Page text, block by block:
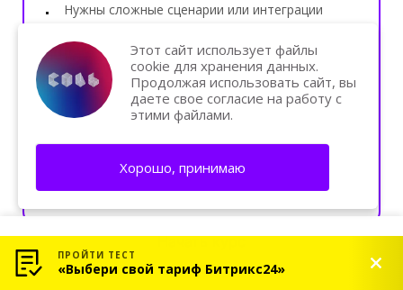
Нужны сложные сценарии или интеграции
Заказать внедрение
Консультация
Начать курс
Этот сайт использует файлы
cookie для хранения данных.
Продолжая использовать сайт, вы
даете свое согласие на работу с
этими файлами.
Хорошо, принимаю
ПРОЙТИ ТЕСТ
«Выбери свой тариф Битрикс24»